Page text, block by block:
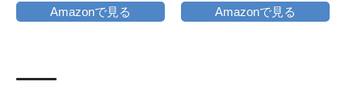
Amazonで見る Amazonで見る